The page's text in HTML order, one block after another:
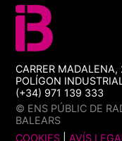
CARRER MADALENA,
POLÍGON
(+34) 971 139 333
© ENS PÚBLIC DE
BALEARS
COOKIES
AVÍS